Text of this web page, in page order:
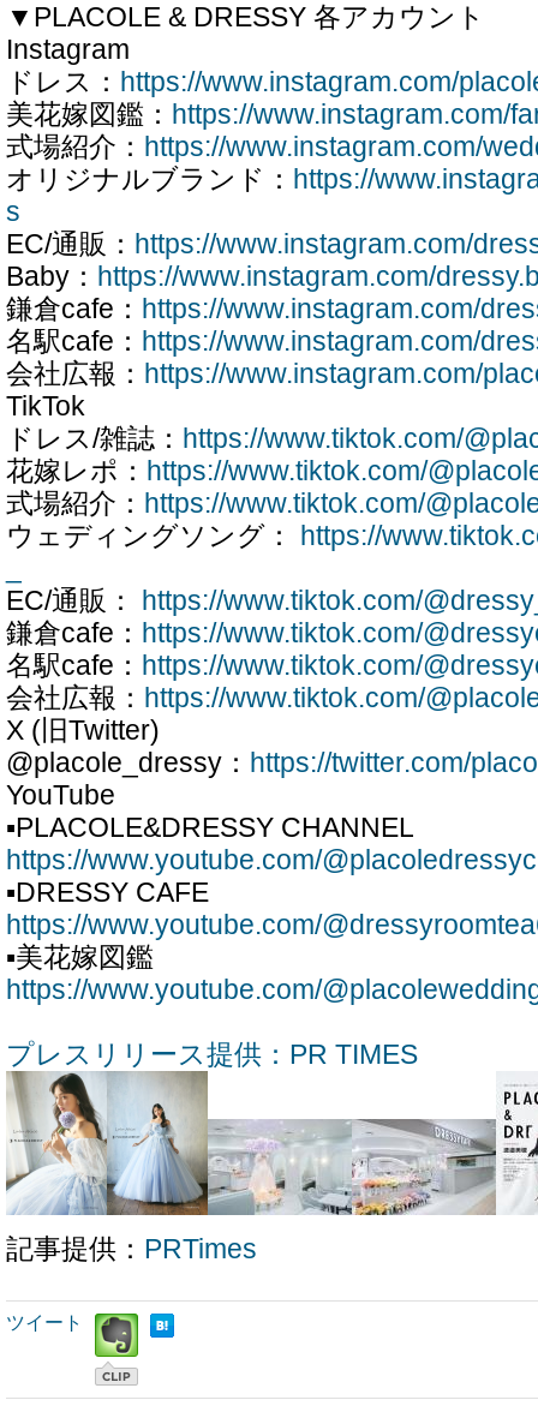
▼PLACOLE & DRESSY 各アカウント
Instagram
ドレス： https://www.instagram.com/
美花嫁図鑑： https://www.instagram.com/
式場紹介： https://www.instagram.com/
オリジナルブランド： https://
s
EC/通販： https://www.instagram.com/
Baby： https://www.instagram.com/
鎌倉cafe： https://www.instagram.com/
名駅cafe： https://www.instagram.com/
会社広報： https://www.instagram.com/
TikTok
ドレス/雑誌： https://www.tiktok.com/
花嫁レポ： https://www.tiktok.com/
式場紹介： https://www.tiktok.com/
ウェディングソング：
https://
EC/通販：
https://www.tiktok.com/
鎌倉cafe： https://www.tiktok.com/
名駅cafe： https://www.tiktok.com/
会社広報： https://www.tiktok.com/
X (旧Twitter)
@placole_dressy： https://twitter.com/
YouTube
▪PLACOLE&DRESSY CHANNEL
https://www.youtube.com/
▪DRESSY CAFE
https://www.youtube.com/
▪美花嫁図鑑
https://www.youtube.com/
プレスリリース提供：PR TIMES
記事提供： PRTimes
ツイート